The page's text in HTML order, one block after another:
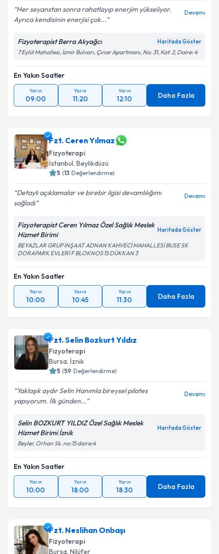
Her seyanstan sonra rahatlayıp enerjim yükseliyor.
Ayrıca kendisinin enerjisi çok...
Devamı
Fizyoterapist Berra Akyağcı Haritada Göster
7 Eylül Mahallesi, İzmir Bulvarı, Çınar Apartmanı, No: 31, Kat: 2, Daire: 4
En Yakın Saatler
Yarın
09:00
Yarın
11:20
Yarın
12:10 Daha Fazla
Fzt. Ceren Yılmaz
Fizyoterapi
İstanbul, Beylikdüzü
5 (13 Değerlendirme)
Detaylı açıklamalar ve birebir ilgisi devamlılığımı
sağladı
Devamı
Fizyoterapist Ceren Yılmaz Özel Sağlık Meslek
Hizmet Birimi
Haritada Göster
BEYAZLAR GRUP İNŞAAT ADNAN KAHVECİ MAHALLESİ BUSE SK
DORAPARK EVLERİ F BLOKNO5 15 DÜKKAN 3
En Yakın Saatler
Yarın
10:00
Yarın
10:45
Yarın
11:30 Daha Fazla
Fzt. Selin Bozkurt Yıldız
Fizyoterapi
Bursa, İznik
5 (59 Değerlendirme)
Yaklaşık aydır Selin Hanımla bireysel pilates
yapıyorum. İlk günden...
Devamı
Selin BOZKURT YILDIZ Özel Sağlık Meslek
Hizmet Birimi İznik
Haritada Göster
Beyler, Orhan Sk. no:15 daire:4
En Yakın Saatler
Yarın
10:00
Yarın
18:00
Yarın
18:30 Daha Fazla
Fzt. Neslihan Onbaşı
Fizyoterapi
Bursa, Nilüfer